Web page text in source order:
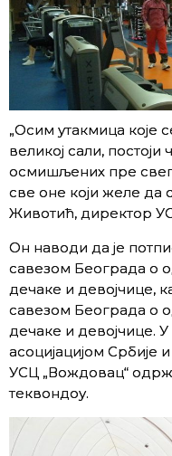
„Осим утакмица које
великој сали, постоји
осмишљених пре
све оне који желе да
Животић, директор
Он наводи да је
савезом Београда о
дечаке и девојчице,
савезом Београда о
дечаке и девојчице.
асоцијацијом Србије
УСЦ „Вождовац“
теквондоу.